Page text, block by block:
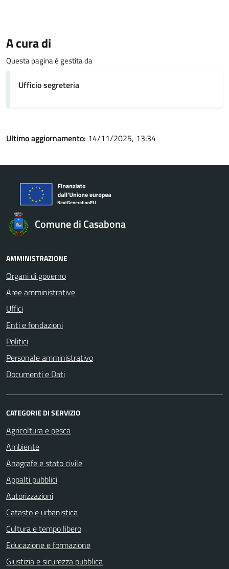
A cura di
Questa pagina è gestita da
Ufficio segreteria
Ultimo aggiornamento: 14/11/2025, 13:34
Comune di Casabona
AMMINISTRAZIONE
Organi di governo
Aree amministrative
Uffici
Enti e fondazioni
Politici
Personale amministrativo
Documenti e Dati
CATEGORIE DI SERVIZIO
Agricoltura e pesca
Ambiente
Anagrafe e stato civile
Appalti pubblici
Autorizzazioni
Catasto e urbanistica
Cultura e tempo libero
Educazione e formazione
Giustizia e sicurezza pubblica